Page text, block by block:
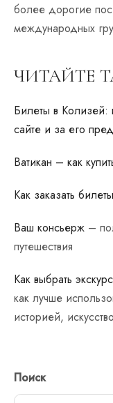
более дорогие
международных
ЧИТАЙТЕ
Билеты в Колизей:
сайте и за его
Ватикан – как
Как заказать
Ваш консьерж –
путешествия
Как выбрать
как лучше
историей,
Поиск